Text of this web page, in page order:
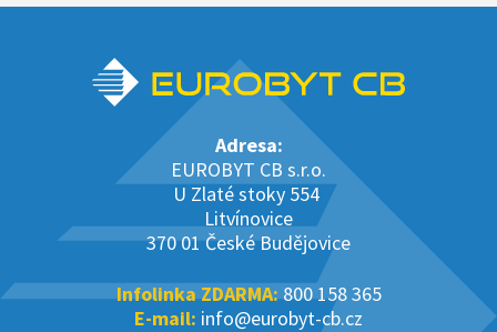
Adresa:
EUROBYT CB s.r.o.
U Zlaté stoky 554
Litvínovice
370 01 České Budějovice
Infolinka ZDARMA:800 158 365
E-mail: info@eurobyt-cb.cz